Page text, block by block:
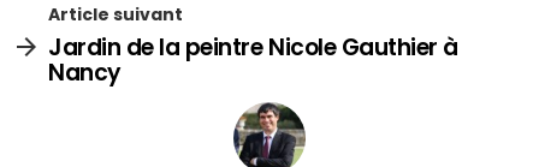
Article suivant
Jardin de la peintre Nicole Gauthier à
Nancy